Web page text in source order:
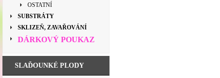
OSTATNÍ
SUBSTRÁTY
SKLIZEŇ, ZAVAŘOVÁNÍ
DÁRKOVÝ POUKAZ
SLAĎOUNKÉ PLODY